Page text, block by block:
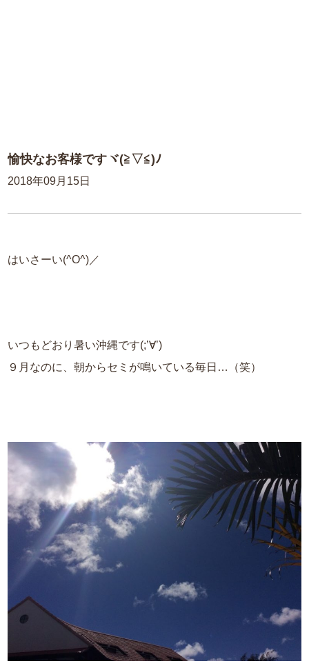
愉快なお客様ですヾ(≧▽≦)ﾉ
2018年09月15日
はいさーい(^O^)／
いつもどおり暑い沖縄です(;’∀’)
９月なのに、朝からセミが鳴いている毎日…（笑）